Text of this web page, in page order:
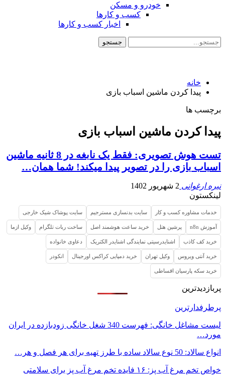
خودرو و مسکن
کسب و کارها
اخبار کسب و کارها
خانه
پیدا کردن ماشین اسباب بازی
برچسب ها
پیدا کردن ماشین اسباب بازی
تست هوش تصویری: فقط یک نابغه در 8 ثانیه ماشین
اسباب بازی را در تصویر پیدا میکند! شما همان…
نیره ارغوانی 2 شهریور 1402
لینکستون
خدمات مشاوره کسب و کار سایت بدنسازی مسترجیم سایت پوشاک شیک خارجی
آموزش n8n پرشین هتل خرید ساعت هوشمند اصل ساخت ربات تلگرام وکیل ازما
خرید کف کاذب اشنایدرسیتی نمایندگی اشنایدر الکتریک دعاوی خانواده
خرید آنتی ویروس وکیل تهران خرید دمپایی کراکس اورجینال انکودر
خرید سکه پارسیان اقساطی
پربازدیدترین
پرطرفدارترین
لیست مشاغل خانگی: فهرست 340 شغل خانگی زودبازده در ایران
مورد…
انواع سالاد: 50 نوع سالاد ساده با طرز تهیه برای هر فصل و هر…
خواص تخم مرغ آب پز: ۱۶ فایده تخم مرغ آب پز برای سلامتی